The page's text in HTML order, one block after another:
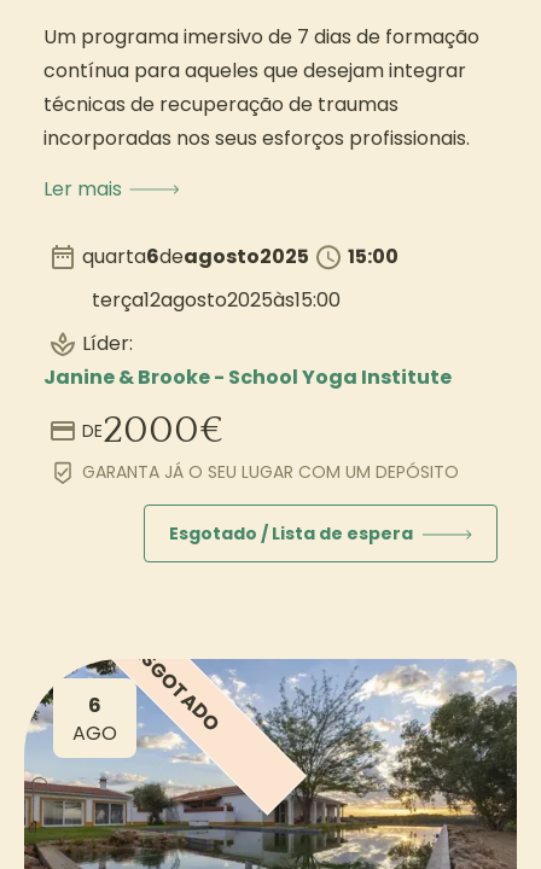
Um programa imersivo de 7 dias de formação
contínua para aqueles que desejam integrar
técnicas de recuperação de traumas
incorporadas nos seus esforços profissionais.
Ler mais
quarta6deagosto2025
15:00
terça12agosto2025às15:00
Líder:
Janine & Brooke - School Yoga Institute
DE2000€
GARANTA JÁ O SEU LUGAR COM UM DEPÓSITO
Esgotado / Lista de espera
6
AGO ESGOTADO